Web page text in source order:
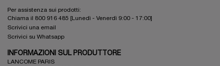
Per assistenza sui prodotti:
Chiama il 800 916 485 [Lunedì - Venerdì 9:00 - 17:00]
Scrivici una email
Scrivici su Whatsapp
INFORMAZIONI SUL PRODUTTORE
LANCOME PARIS